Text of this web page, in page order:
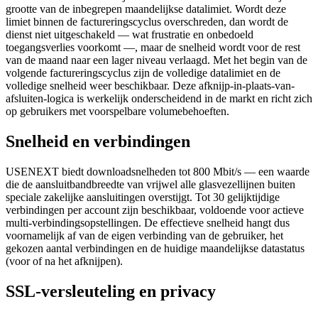
grootte van de inbegrepen maandelijkse datalimiet. Wordt deze
limiet binnen de factureringscyclus overschreden, dan wordt de
dienst niet uitgeschakeld — wat frustratie en onbedoeld
toegangsverlies voorkomt —, maar de snelheid wordt voor de rest
van de maand naar een lager niveau verlaagd. Met het begin van de
volgende factureringscyclus zijn de volledige datalimiet en de
volledige snelheid weer beschikbaar. Deze afknijp-in-plaats-van-
afsluiten-logica is werkelijk onderscheidend in de markt en richt zich
op gebruikers met voorspelbare volumebehoeften.
Snelheid en verbindingen
USENEXT biedt downloadsnelheden tot 800 Mbit/s — een waarde
die de aansluitbandbreedte van vrijwel alle glasvezellijnen buiten
speciale zakelijke aansluitingen overstijgt. Tot 30 gelijktijdige
verbindingen per account zijn beschikbaar, voldoende voor actieve
multi-verbindingsopstellingen. De effectieve snelheid hangt dus
voornamelijk af van de eigen verbinding van de gebruiker, het
gekozen aantal verbindingen en de huidige maandelijkse datastatus
(voor of na het afknijpen).
SSL-versleuteling en privacy